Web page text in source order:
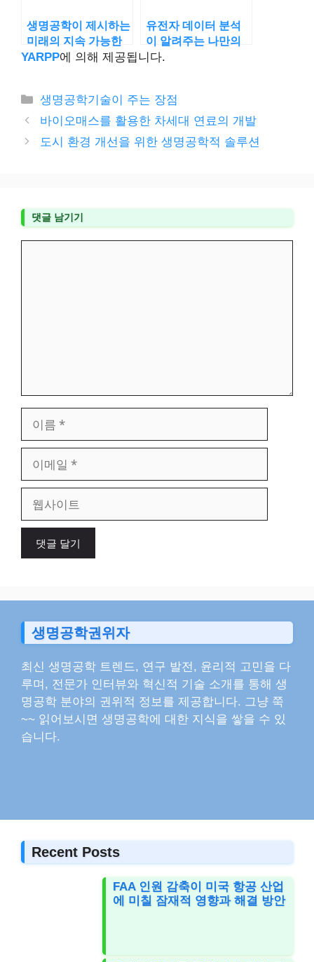
생명공학이 제시하는
미래의 지속 가능한
농업 모델
유전자 데이터 분석
이 알려주는 나만의
건강 비결
YARPP에 의해 제공됩니다.
카
테
리
생명공학기술이 주는 장점
바이오매스를 활용한 차세대 연료의 개발
도시 환경 개선을 위한 생명공학적 솔루션
댓글 남기기
일
이
생명공학권위자
최신 생명공학 트렌드, 연구 발전, 윤리적 고민을 다
루며, 전문가 인터뷰와 혁신적 기술 소개를 통해 생
명공학 분야의 권위적 정보를 제공합니다. 그냥 쭉
~~ 읽어보시면 생명공학에 대한 지식을 쌓을 수 있
습니다.
Recent Posts
FAA 인원 감축이 미국 항공 산업
에 미칠 잠재적 영향과 해결 방안